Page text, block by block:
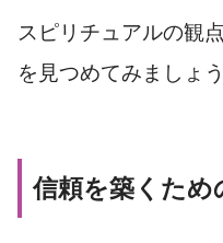
スピリチュアルの観
を見つめてみましょう
信頼を築くため